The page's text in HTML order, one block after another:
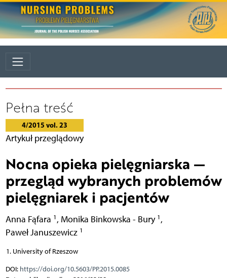
Pełna treść
4/2015 vol. 23
Artykuł przeglądowy
Nocna opieka pielęgniarska —
przegląd wybranych problemów
pielęgniarek i pacjentów
Anna Fąfara 1 , Monika Binkowska - Bury 1 ,
Paweł Januszewicz 1
University of Rzeszow
DOI: https://doi.org/10.5603/PP.2015.0085